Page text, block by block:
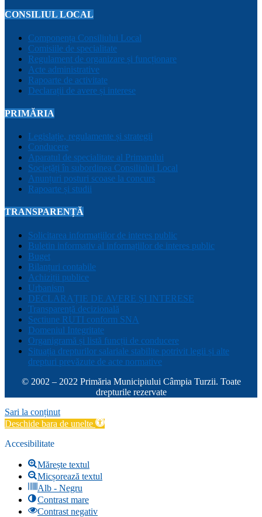
CONSILIUL LOCAL
Componența Consiliului Local
Comisiile de specialitate
Regulament de organizare și funcționare
Acte administrative
Rapoarte de activitate
Declarații de avere și interese
PRIMĂRIA
Legislație, regulamente și strategii
Conducere
Aparatul de specialitate al Primarului
Sociețăți în subordinea Consiliului Local
Anunțuri posturi scoase la concurs
Rapoarte și studii
TRANSPARENȚĂ
Solicitarea informațiilor de interes public
Buletin informativ al informațiilor de interes public
Buget
Bilanțuri contabile
Achiziții publice
Urbanism
DECLARAȚIE DE AVERE ȘI INTERESE
Transparență decizională
Sectiune RUTI conform SNA
Domeniul Integritate
Organigramă și listă funcții de conducere
Situația drepturilor salariale stabilite potrivit legii și alte
drepturi prevăzute de acte normative
© 2002 – 2022 Primăria Municipiului Câmpia Turzii. Toate
drepturile rezervate
Sari la conținut
Deschide bara de unelte
Accesibilitate
Mărește textul
Micșorează textul
Alb - Negru
Contrast mare
Contrast negativ